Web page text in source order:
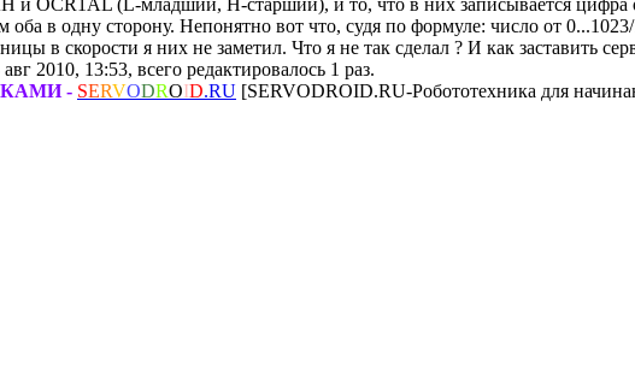
в одну сторону. Непонятно вот что, судя по формуле: число от
в скорости я них не заметил. Что я не так сделал ? И как заставить
авг 2010, 13:53, всего редактировалось 1 раз.
- SERVODROID.RU [SERVODROID.RU-Робототехника для